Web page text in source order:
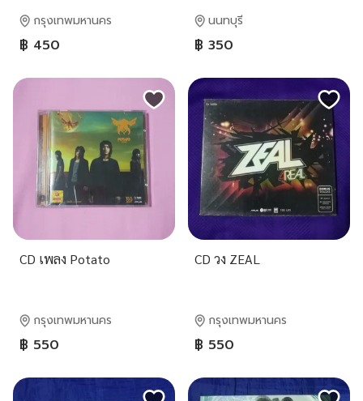
กรุงเทพมหานคร
฿ 450
นนทบุรี
฿ 350
CD เพลง Potato
กรุงเทพมหานคร
฿ 550
CD วง ZEAL
กรุงเทพมหานคร
฿ 550